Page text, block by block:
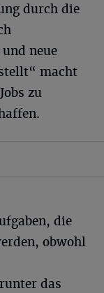
durch die
neue
macht
zu
die
obwohl
das